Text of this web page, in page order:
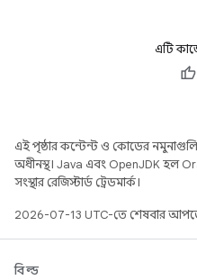
এটি
এই পৃষ্ঠার কন্টেন্ট ও কোডের
অধীনস্থ। Java এবং OpenJDK হল
সংস্থার রেজিস্টার্ড ট্রেডমার্ক।
2026-07-13 UTC-তে শেষবার
বিল্ড